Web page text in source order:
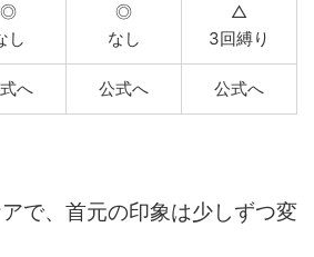
◎
し
◎
なし
△
3回縛り
へ 公式へ 公式へ
で、首元の印象は少しずつ変